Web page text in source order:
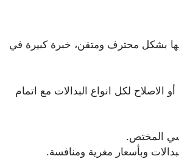
بشكل محترف ومتقن، خبرة كبيرة في
الاصلاح لكل انواع البدالات مع اتمام
المختص.
وبأسعار مغرية ومنافسة.